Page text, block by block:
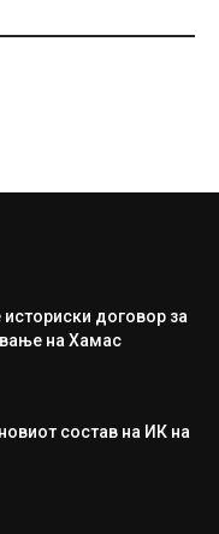
договор за
на Хамас
состав на ИК на